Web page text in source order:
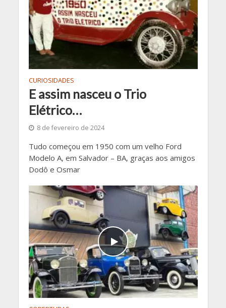
CURIOSIDADES
E assim nasceu o Trio
Elétrico…
8 de fevereiro de 2024
Tudo começou em 1950 com um velho Ford
Modelo A, em Salvador – BA, graças aos amigos
Dodô e Osmar